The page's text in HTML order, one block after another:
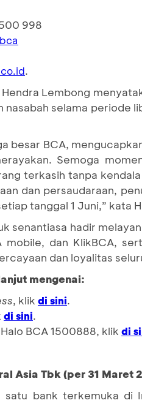
998
.
Lembong
nasabah selama periode
besar BCA,
Semoga
terkasih tanpa
dan persaudaraan,
tanggal 1 Juni,” kata
senantiasa hadir
mobile, dan KlikBCA,
dan loyalitas
mengenai:
, klik di sini.
di sini.
BCA 1500888, klik di
Asia Tbk (per 31 Maret
satu bank terkemuka di